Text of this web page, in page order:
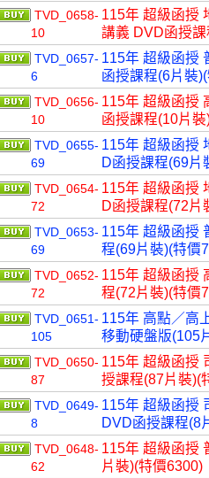
TVD_0658-
10
115年 超級函授
講義 DVD函授
TVD_0657-
6
115年 超級函授
函授課程(6片裝
TVD_0656-
10
115年 超級函授
函授課程(10片
TVD_0655-
69
115年 超級函授
D函授課程(69片
TVD_0654-
72
115年 超級函授
D函授課程(72片
TVD_0653-
69
115年 超級函授
程(69片裝)(特價
TVD_0652-
72
115年 超級函授
程(72片裝)(特價
TVD_0651-
105
115年 高點／高
移動硬盤版(105
TVD_0650-
87
115年 超級函授
授課程(87片裝)(
TVD_0649-
8
115年 超級函授
DVD函授課程(8
TVD_0648-
62
115年 超級函授
片裝)(特價6300)